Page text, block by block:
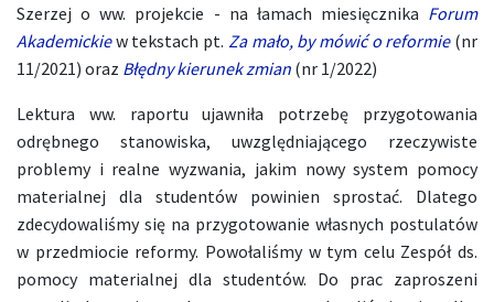
Szerzej o ww. projekcie - na łamach miesięcznika Forum
Akademickiew tekstach pt. Za mało, by mówić o reformie(nr
11/2021) oraz Błędny kierunek zmian (nr 1/2022)
Lektura ww. raportu ujawniła potrzebę przygotowania
odrębnego stanowiska, uwzględniającego rzeczywiste
problemy i realne wyzwania, jakim nowy system pomocy
materialnej dla studentów powinien sprostać. Dlatego
zdecydowaliśmy się na przygotowanie własnych postulatów
w przedmiocie reformy. Powołaliśmy w tym celu Zespół ds.
pomocy materialnej dla studentów. Do prac zaproszeni